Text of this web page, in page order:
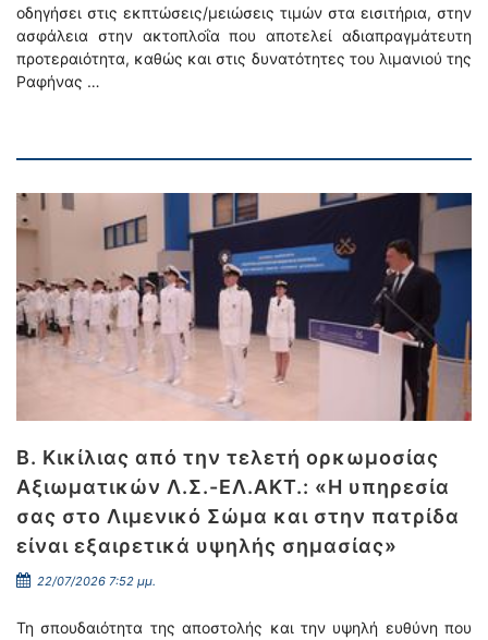
οδηγήσει στις εκπτώσεις/μειώσεις τιμών στα εισιτήρια, στην
ασφάλεια στην ακτοπλοΐα που αποτελεί αδιαπραγμάτευτη
προτεραιότητα, καθώς και στις δυνατότητες του λιμανιού της
Ραφήνας …
Β. Κικίλιας από την τελετή ορκωμοσίας
Αξιωματικών Λ.Σ.-ΕΛ.ΑΚΤ.: «Η υπηρεσία
σας στο Λιμενικό Σώμα και στην πατρίδα
είναι εξαιρετικά υψηλής σημασίας»
22/07/2026 7:52 μμ.
Τη σπουδαιότητα της αποστολής και την υψηλή ευθύνη που